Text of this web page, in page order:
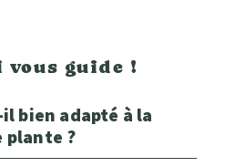
vous guide !
bien adapté à la
?